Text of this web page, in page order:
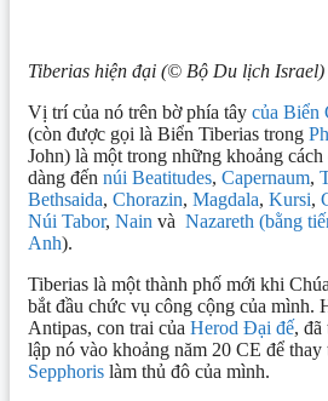
Tiberias hiện đại (© Bộ Du lịch Israel)
Vị trí của nó trên bờ phía tây của Biển
(còn được gọi là Biển Tiberias trong
John) là một trong những khoảng cách
dàng đến núi Beatitudes, Capernaum,
Bethsaida, Chorazin, Magdala, Kursi,
Núi Tabor, Nain và Nazareth (bằng
Anh).
Tiberias là một thành phố mới khi
bắt đầu chức vụ công cộng của mình.
Antipas, con trai của Herod Đại đế, đã
lập nó vào khoảng năm 20 CE để thay
Sepphoris làm thủ đô của mình.